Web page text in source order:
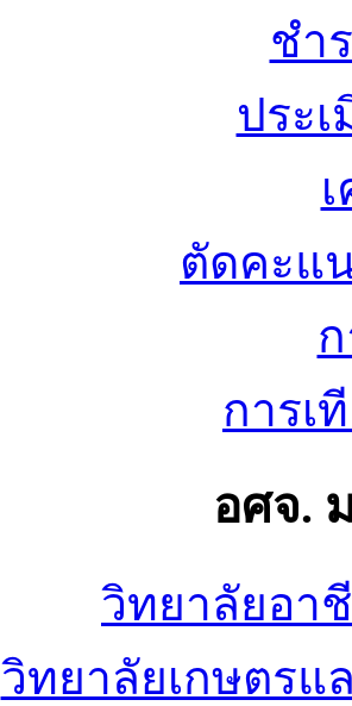
ชำ
ประ
ตัดคะแ
การเ
อศจ.
วิทยาลัยอา
วิทยาลัยเกษตรแ